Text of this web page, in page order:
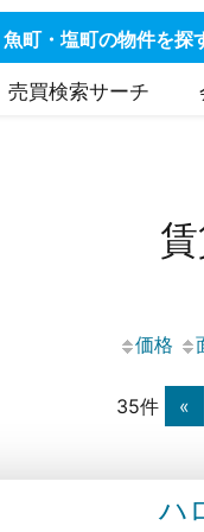
魚町・塩町の物件を探
売買検索サーチ
価格
35件 «
ハ